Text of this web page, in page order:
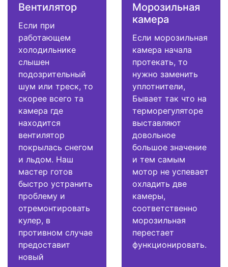
Вентилятор
Если при
работающем
холодильнике
слышен
подозрительный
шум или треск, то
скорее всего та
камера где
находится
вентилятор
покрылась снегом
и льдом. Наш
мастер готов
быстро устранить
проблему и
отремонтировать
кулер, в
противном случае
предоставит
новый
Морозильная
камера
Если морозильная
камера начала
протекать, то
нужно заменить
уплотнители,
Бывает так что на
терморегуляторе
выставляют
довольное
большое значение
и тем самым
мотор не успевает
охладить две
камеры,
соответственно
морозильная
перестает
функционировать.